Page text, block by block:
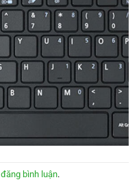
đăng bình luận.